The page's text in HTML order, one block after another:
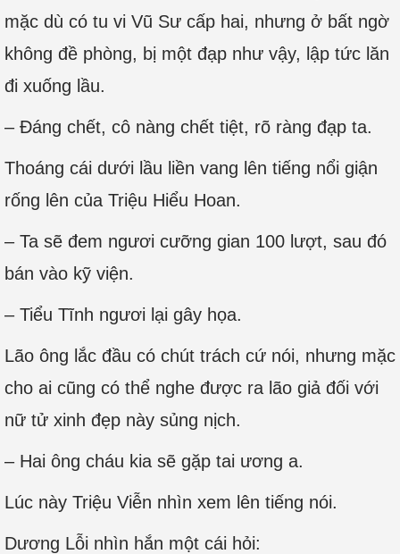
mặc dù có tu vi Vũ Sư cấp hai, nhưng ở bất ngờ
không đề phòng, bị một đạp như vậy, lập tức lăn
đi xuống lầu.
– Đáng chết, cô nàng chết tiệt, rõ ràng đạp ta.
Thoáng cái dưới lầu liền vang lên tiếng nổi giận
rống lên của Triệu Hiểu Hoan.
– Ta sẽ đem ngươi cưỡng gian 100 lượt, sau đó
bán vào kỹ viện.
– Tiểu Tĩnh ngươi lại gây họa.
Lão ông lắc đầu có chút trách cứ nói, nhưng mặc
cho ai cũng có thể nghe được ra lão giả đối với
nữ tử xinh đẹp này sủng nịch.
– Hai ông cháu kia sẽ gặp tai ương a.
Lúc này Triệu Viễn nhìn xem lên tiếng nói.
Dương Lỗi nhìn hắn một cái hỏi: